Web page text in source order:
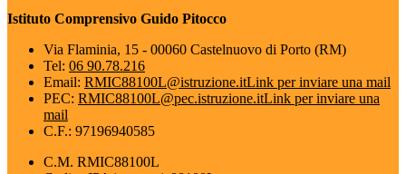
Istituto Comprensivo Guido Pitocco
Via Flaminia, 15 - 00060 Castelnuovo di Porto (RM)
Tel: 06 90.78.216
Email: RMIC88100L@istruzione.itLink per inviare una mail
PEC: RMIC88100L@pec.istruzione.itLink per inviare una
mail
C.F.: 97196940585
C.M. RMIC88100L